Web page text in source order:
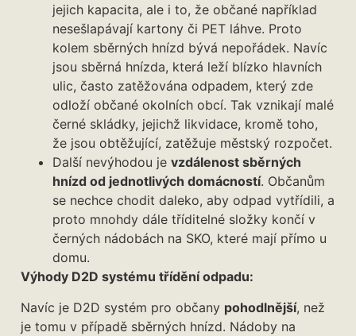
jejich kapacita, ale i to, že občané například
nesešlapávají kartony či PET láhve. Proto
kolem sběrných hnízd bývá nepořádek. Navíc
jsou sběrná hnízda, která leží blízko hlavních
ulic, často zatěžována odpadem, který zde
odloží občané okolních obcí. Tak vznikají malé
černé skládky, jejichž likvidace, kromě toho,
že jsou obtěžující, zatěžuje městský rozpočet.
Další nevýhodou je vzdálenost sběrných
hnízd od jednotlivých domácností. Občanům
se nechce chodit daleko, aby odpad vytřídili, a
proto mnohdy dále tříditelné složky končí v
černých nádobách na SKO, které mají přímo u
domu.
Výhody D2D systému třídění odpadu:
Navíc je D2D systém pro občany pohodlnější, než
je tomu v případě sběrných hnízd. Nádoby na